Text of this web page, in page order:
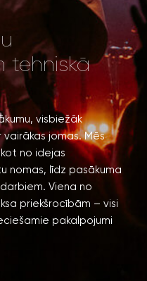
tehniskā
visbiežāk
jomas. Mēs
no idejas
nomas, līdz pasākuma
Viena no
priekšrocībām – visi
pakalpojumi